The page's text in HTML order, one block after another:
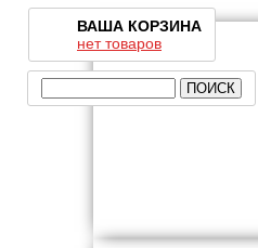
ВАША КОРЗИНА
нет товаров